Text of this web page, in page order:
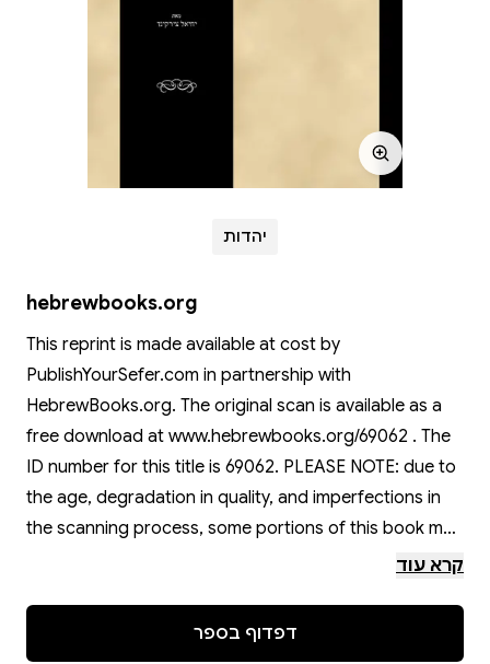
יהדות
hebrewbooks.org
This reprint is made available at cost by
PublishYourSefer.com in partnership with
HebrewBooks.org. The original scan is available as a
free download at www.hebrewbooks.org/69062 . The
ID number for this title is 69062. PLEASE NOTE: due to
the age, degradation in quality, and imperfections in
the scanning process, some portions of this book may
be obscured, damaged or incomplete. Please check
קרא עוד
דפדוף בספר